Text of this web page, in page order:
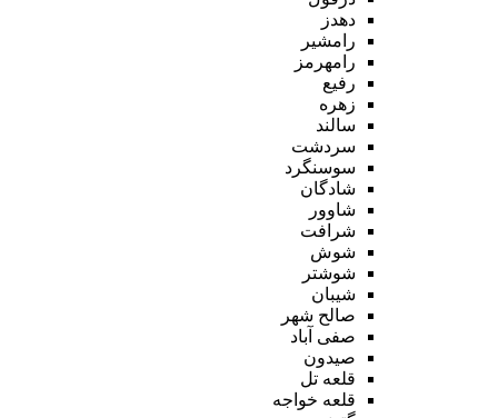
دهدز
رامشیر
رامهرمز
رفیع
زهره
سالند
سردشت
سوسنگرد
شادگان
شاوور
شرافت
شوش
شوشتر
شیبان
صالح شهر
صفی آباد
صیدون
قلعه تل
قلعه خواجه